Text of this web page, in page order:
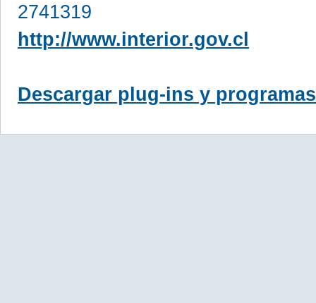
2741319
http://www.interior.gov.cl
Descargar plug-ins y